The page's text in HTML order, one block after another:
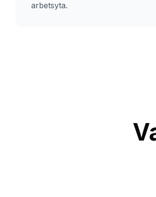
arbetsyta.